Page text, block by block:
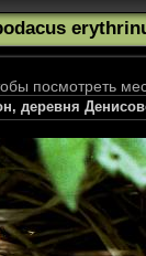
посмотреть
деревня